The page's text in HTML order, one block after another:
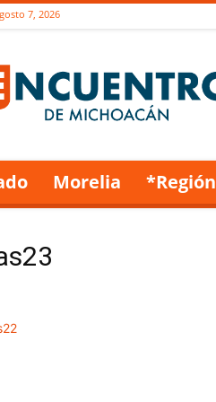
7, 2026
de
Michoacán
Morelia *Región